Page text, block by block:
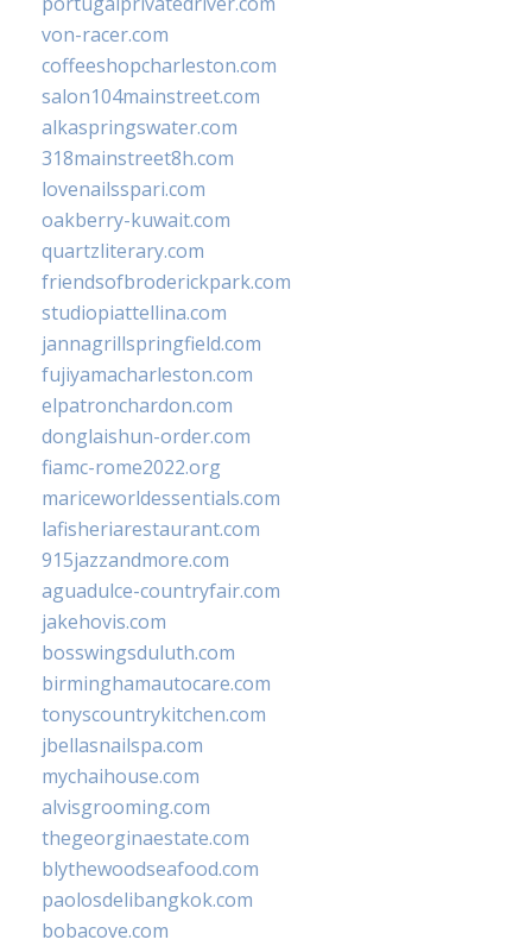
von-racer.com
coffeeshopcharleston.com
salon104mainstreet.com
alkaspringswater.com
318mainstreet8h.com
lovenailsspari.com
oakberry-kuwait.com
quartzliterary.com
friendsofbroderickpark.com
studiopiattellina.com
jannagrillspringfield.com
fujiyamacharleston.com
elpatronchardon.com
donglaishun-order.com
fiamc-rome2022.org
mariceworldessentials.com
lafisheriarestaurant.com
915jazzandmore.com
aguadulce-countryfair.com
jakehovis.com
bosswingsduluth.com
birminghamautocare.com
tonyscountrykitchen.com
jbellasnailspa.com
mychaihouse.com
alvisgrooming.com
thegeorginaestate.com
blythewoodseafood.com
paolosdelibangkok.com
bobacove.com